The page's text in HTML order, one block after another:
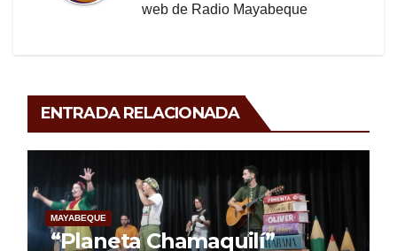
web de Radio Mayabeque
ENTRADA RELACIONADA
MAYABEQUE
“Planeta Chamaquilí”